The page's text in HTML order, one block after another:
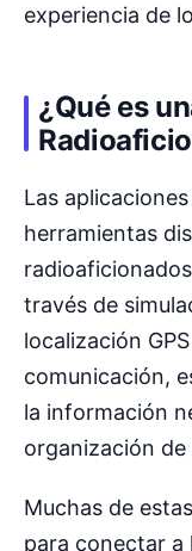
experiencia de
¿Qué es
Las
herramientas
través de
localización
comunicación,
la información
organización de
Muchas de
para conectar a